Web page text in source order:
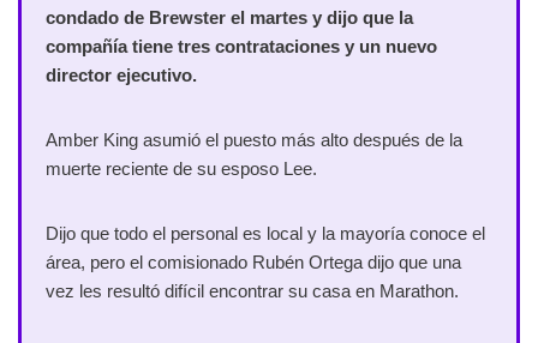
condado de Brewster el martes y dijo que la
compañía tiene tres contrataciones y un nuevo
director ejecutivo.
Amber King asumió el puesto más alto después de la
muerte reciente de su esposo Lee.
Dijo que todo el personal es local y la mayoría conoce el
área, pero el comisionado Rubén Ortega dijo que una
vez les resultó difícil encontrar su casa en Marathon.